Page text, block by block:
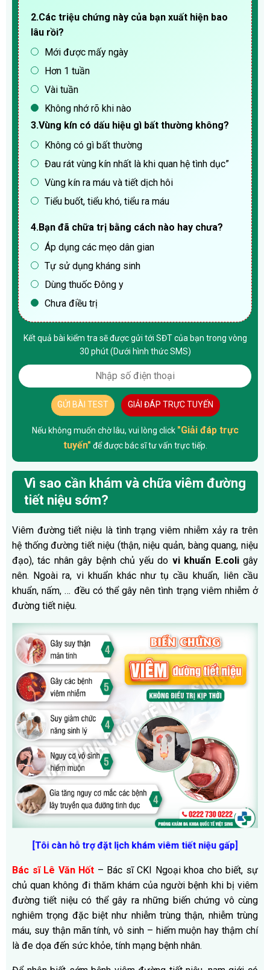
2.Các triệu chứng này của bạn xuất hiện bao
lâu rồi?
Mới được mấy ngày
Hơn 1 tuần
Vài tuần
Không nhớ rõ khi nào
3.Vùng kín có dấu hiệu gì bất thường không?
Không có gì bất thường
Đau rát vùng kín nhất là khi quan hệ tình dục”
Vùng kín ra máu và tiết dịch hôi
Tiểu buốt, tiểu khó, tiểu ra máu
4.Bạn đã chữa trị bằng cách nào hay chưa?
Áp dụng các mẹo dân gian
Tự sử dụng kháng sinh
Dùng thuốc Đông y
Chưa điều trị
Kết quả bài kiểm tra sẽ được gửi tới SĐT của bạn trong vòng
30 phút (Dưới hình thức SMS)
GỬI BÀI TEST GIẢI ĐÁP TRỰC TUYẾN
Nếu không muốn chờ lâu, vui lòng click "Giải đáp trực
tuyến" để được bác sĩ tư vấn trực tiếp.
Vì sao cần khám và chữa viêm đường
tiết niệu sớm?
Viêm đường tiết niệu là tình trạng viêm nhiễm xảy ra trên
hệ thống đường tiết niệu (thận, niệu quản, bàng quang, niệu
đạo), tác nhân gây bệnh chủ yếu do vi khuẩn E.coligây
nên. Ngoài ra, vi khuẩn khác như tụ cầu khuẩn, liên cầu
khuẩn, nấm, … đều có thể gây nên tình trạng viêm nhiễm ở
đường tiết niệu.
[Tôi càn hỗ trợ đặt lịch khám viêm tiết niệu gấp]
Bác sĩ Lê Văn Hốt – Bác sĩ CKI Ngoại khoa cho biết, sự
chủ quan không đi thăm khám của người bệnh khi bị viêm
đường tiết niệu có thể gây ra những biến chứng vô cùng
nghiêm trọng đặc biệt như nhiễm trùng thận, nhiễm trùng
máu, suy thận mãn tính, vô sinh – hiếm muộn hay thậm chí
là đe dọa đến sức khỏe, tính mạng bệnh nhân.